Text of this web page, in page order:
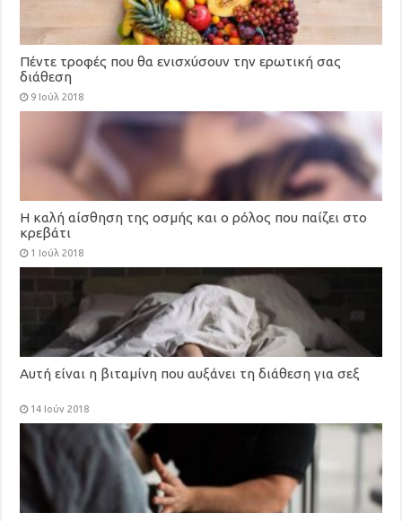
Πέντε τροφές που θα ενισχύσουν την ερωτική σας
διάθεση
9 Ιούλ 2018
Η καλή αίσθηση της οσμής και ο ρόλος που παίζει στο
κρεβάτι
1 Ιούλ 2018
Αυτή είναι η βιταμίνη που αυξάνει τη διάθεση για σεξ
14 Ιούν 2018